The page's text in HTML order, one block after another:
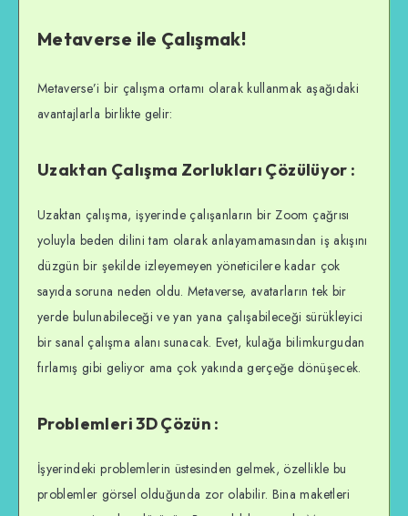
Metaverse ile Çalışmak!
Metaverse’i bir çalışma ortamı olarak kullanmak aşağıdaki
avantajlarla birlikte gelir:
Uzaktan Çalışma Zorlukları Çözülüyor :
Uzaktan çalışma, işyerinde çalışanların bir Zoom çağrısı
yoluyla beden dilini tam olarak anlayamamasından iş akışını
düzgün bir şekilde izleyemeyen yöneticilere kadar çok
sayıda soruna neden oldu. Metaverse, avatarların tek bir
yerde bulunabileceği ve yan yana çalışabileceği sürükleyici
bir sanal çalışma alanı sunacak. Evet, kulağa bilimkurgudan
fırlamış gibi geliyor ama çok yakında gerçeğe dönüşecek.
Problemleri 3D Çözün :
İşyerindeki problemlerin üstesinden gelmek, özellikle bu
problemler görsel olduğunda zor olabilir. Bina maketleri